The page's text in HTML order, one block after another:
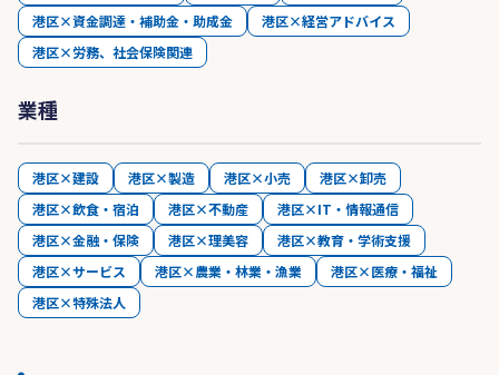
港区×資金調達・補助金・助成金
港区×経営アドバイス
港区×労務、社会保険関連
業種
港区×建設 港区×製造 港区×小売
港区×卸売
港区×飲食・宿泊
港区×不動産
港区×IT・情報通信
港区×金融・保険
港区×理美容
港区×教育・学術支援
港区×サービス
港区×農業・林業・漁業
港区×医療・福祉
港区×特殊法人